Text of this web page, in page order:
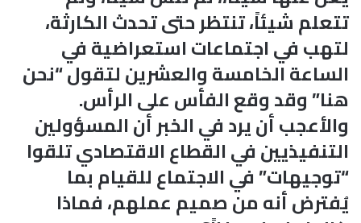
تتعلم شيئاً، تنتظر حتى تحدث الكارثة،
لتهب في اجتماعات استعراضية في
الساعة الخامسة والعشرين لتقول “نحن
هنا” وقد وقع الفأس على الرأس.
والأعجب أن يرد في الخبر أن المسؤولين
التنفيذيين في القطاع الاقتصادي تلقوا
“توجيهات” في الاجتماع للقيام بما
يُفترض أنه من صميم عملهم، فماذا